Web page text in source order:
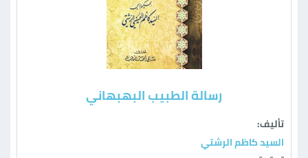
رسالة الطبيب البهبهاني
تأليف:
السيد كاظم الرشتي